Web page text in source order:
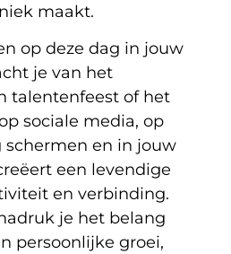
maakt.
op deze dag in jouw
je van het
talentenfeest of het
sociale media, op
en in jouw
een levendige
en verbinding.
je het belang
persoonlijke groei,